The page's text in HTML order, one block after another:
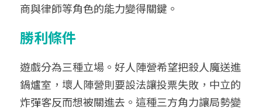
商與律師等角色的能力變得關鍵。
勝利條件
遊戲分為三種立場。好人陣營希望把殺人魔送進
鍋爐室，壞人陣營則要設法讓投票失敗，中立的
炸彈客反而想被關進去。這種三方角力讓局勢變